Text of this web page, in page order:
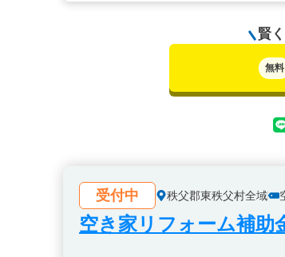
賢
無料
受付中 秩父郡東秩父村全域
空き家リフォーム補助